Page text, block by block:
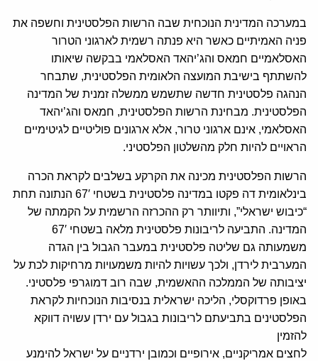
במערכה המדינית הנוכחית שבה הרשות הפלסטינית וחשפה את
פניה האמיתיים כאשר היא פנתה רשמית לארגוני הטרור
האסלאמיים חמאס והג’יהאד האסלאמי בבקשה שיאותו
להשתתף בישיבת המועצה הלאומית הפלסטינית, שתבחר
הנהגה פלסטינית חדשה שתשמש ממשלה זמנית של המדינה
הפלסטינית. מבחינת הרשות הפלסטינית, חמאס והג’יהאד
האסלאמי, אינם ארגוני טרור, אלא ארגונים פוליטיים לגיטימיים
הראויים להיות חלק מהשלטון הפלסטיני.
הרשות הפלסטינית מכינה את הקרקע בשלבים לקראת הכרה
בינלאומית דה פקטו במדינה פלסטינית בשטחי 67′ הנתונה תחת
“כיבוש ישראלי”, ותיוותר רק ההכרזה הרשמית על הקמתה של
המדינה. התביעה לריבונות פלסטינית מלאה בשטחי 67′
משמעותה גם שליטה פלסטינית במעבר הגבול בין הגדה
המערבית לירדן, ולכך עשויות להיות משמעויות מרחיקות לכת על
יציבותה של הממלכה ההאשמית, שבה רוב דמוגרפי פלסטיני.
באופן פרדוקסלי, הליכה ישראלית בנסיבות הנוכחיות לקראת
הפלסטינים בתביעתם לריבונות בגבול עם ירדן עשויה דווקא
להזמין
לחצים אמריקניים, אירופיים וכמובן ירדניים על ישראל להימנע